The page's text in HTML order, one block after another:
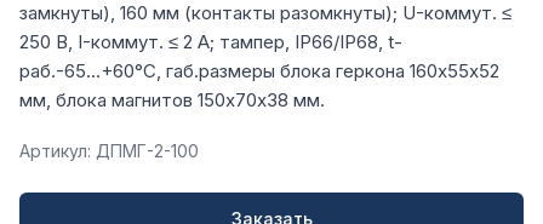
замкнуты), 160 мм (контакты разомкнуты); U-коммут. ≤
250 В, I-коммут. ≤ 2 А; тампер, IP66/IP68, t-
раб.-65...+60°C, габ.размеры блока геркона 160х55х52
мм, блока магнитов 150х70х38 мм.
Артикул: ДПМГ-2-100
Заказать